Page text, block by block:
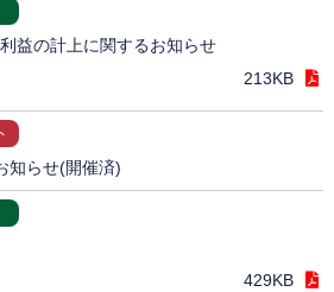
益の計上に関するお知らせ
213KB
知らせ(開催済)
429KB